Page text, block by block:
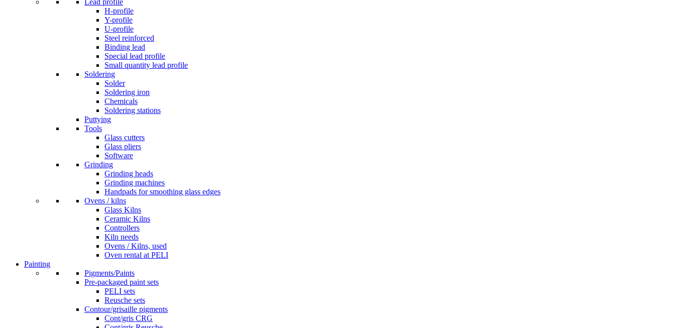
Lead profile
H-profile
Y-profile
U-profile
Steel reinforced
Binding lead
Special lead profile
Small quantity lead profile
Soldering
Solder
Soldering iron
Chemicals
Soldering stations
Puttying
Tools
Glass cutters
Glass pliers
Software
Grinding
Grinding heads
Grinding machines
Handpads for smoothing glass edges
Ovens / kilns
Glass Kilns
Ceramic Kilns
Controllers
Kiln needs
Ovens / Kilns, used
Oven rental at PELI
Painting
Pigments/Paints
Pre-packaged paint sets
PELI sets
Reusche sets
Contour/grisaille pigments
Cont/gris CRG